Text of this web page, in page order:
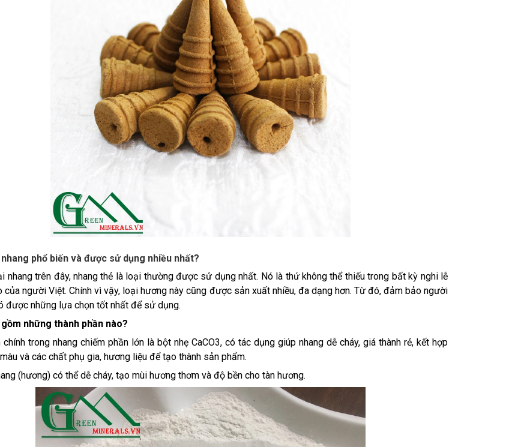
phổ biến và được sử dụng nhiều nhất?
nhang trên đây, nhang thẻ là loại thường được sử dụng nhất. Nó là thứ không thể thiếu trong bất kỳ nghi lễ
của người Việt. Chính vì vậy, loại hương này cũng được sản xuất nhiều, đa dạng hơn. Từ đó, đảm bảo người
được những lựa chọn tốt nhất để sử dụng.
những thành phần nào?
chính trong nhang chiếm phần lớn là bột nhẹ CaCO3, có tác dụng giúp nhang dễ cháy, giá thành rẻ, kết hợp
và các chất phụ gia, hương liệu để tạo thành sản phẩm.
(hương) có thể dễ cháy, tạo mùi hương thơm và độ bền cho tàn hương.